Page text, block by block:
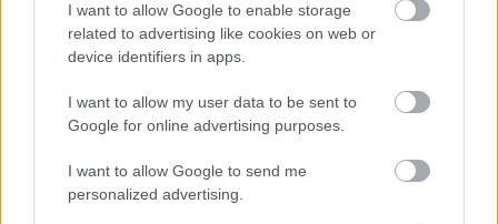
I want to allow Google to enable storage
related to advertising like cookies on web or
device identifiers in apps.
I want to allow my user data to be sent to
Google for online advertising purposes.
I want to allow Google to send me
personalized advertising.
Knust etter prolog-exiten i Ruka